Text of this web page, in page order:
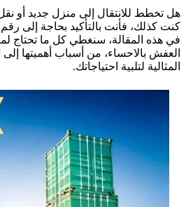
هل تخطط للانتقال إلى منزل جديد أو
كنت كذلك، فأنت بالتأكيد بحاجة إلى
في هذه المقالة، سنغطي كل ما تحتاج
العفش بالاحساء، من أسباب أهميتها
المثالية لتلبية احتياجاتك.